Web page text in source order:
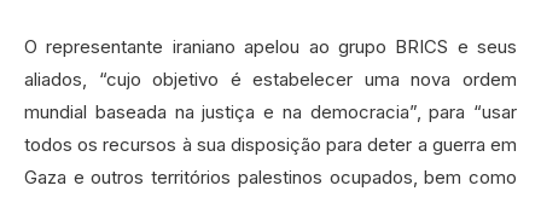
O representante iraniano apelou ao grupo BRICS e seus
aliados, “cujo objetivo é estabelecer uma nova ordem
mundial baseada na justiça e na democracia”, para “usar
todos os recursos à sua disposição para deter a guerra em
Gaza e outros territórios palestinos ocupados, bem como